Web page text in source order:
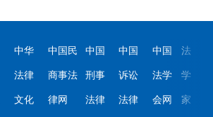
中华
法律
文化
中国民
商事法
律网
中国
刑事
法律
中国
诉讼
法律
中国
法学
会网
法
学
家